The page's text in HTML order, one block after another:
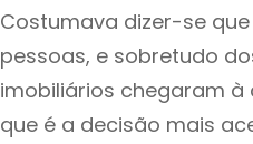
Costumava dizer-se
pessoas, e sobretudo
imobiliários chegaram
que é a decisão mais